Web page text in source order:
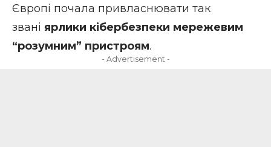
Європі почала привласнювати так
звані ярлики кібербезпеки мережевим
“розумним” пристроям.
- Advertisement -